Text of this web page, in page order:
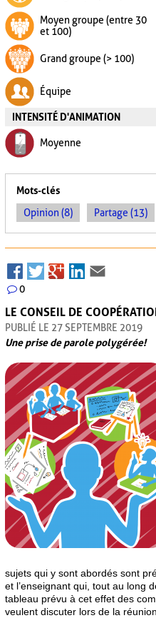
Moyen groupe (entre 30
et 100)
Grand groupe (> 100)
Équipe
INTENSITÉ D'ANIMATION
Moyenne
Mots-clés
Opinion (8)
Partage (13)
0
LE CONSEIL DE
PUBLIÉ LE 27 SEPTEMBRE 2019
Une prise de parole polygérée!
sujets qui y sont abordés sont
et l’enseignant qui, tout au long
tableau prévu à cet effet des
veulent discuter lors de la